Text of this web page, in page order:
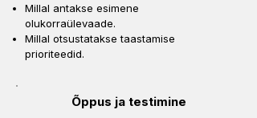
Millal antakse esimene
olukorraülevaade.
Millal otsustatakse taastamise
prioriteedid.
Õppus ja testimine